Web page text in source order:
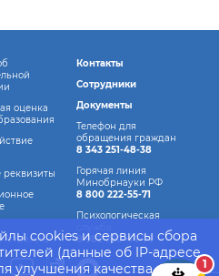
cookies и сервисы сбора
(данные об IP-адресе,
улучшения качества работы
оценка
страниц
Контакты
Сотрудники
Документы
Телефон для
обращения граждан
8 343 251-48-38
Горячая линия
Минобрнауки РФ
8 800 222-55-71
Психологическая
8 982 760-44-14
1